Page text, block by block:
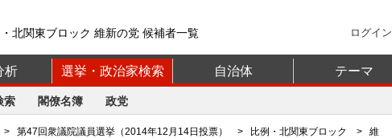
北関東ブロック 維新の党 候補者一覧 ログイン
析 選挙・政治家検索 自治体 テーマ
索 閣僚名簿 政党
> 第47回衆議院議員選挙（2014年12月14日投票） > 比例・北関東ブロック
> 維